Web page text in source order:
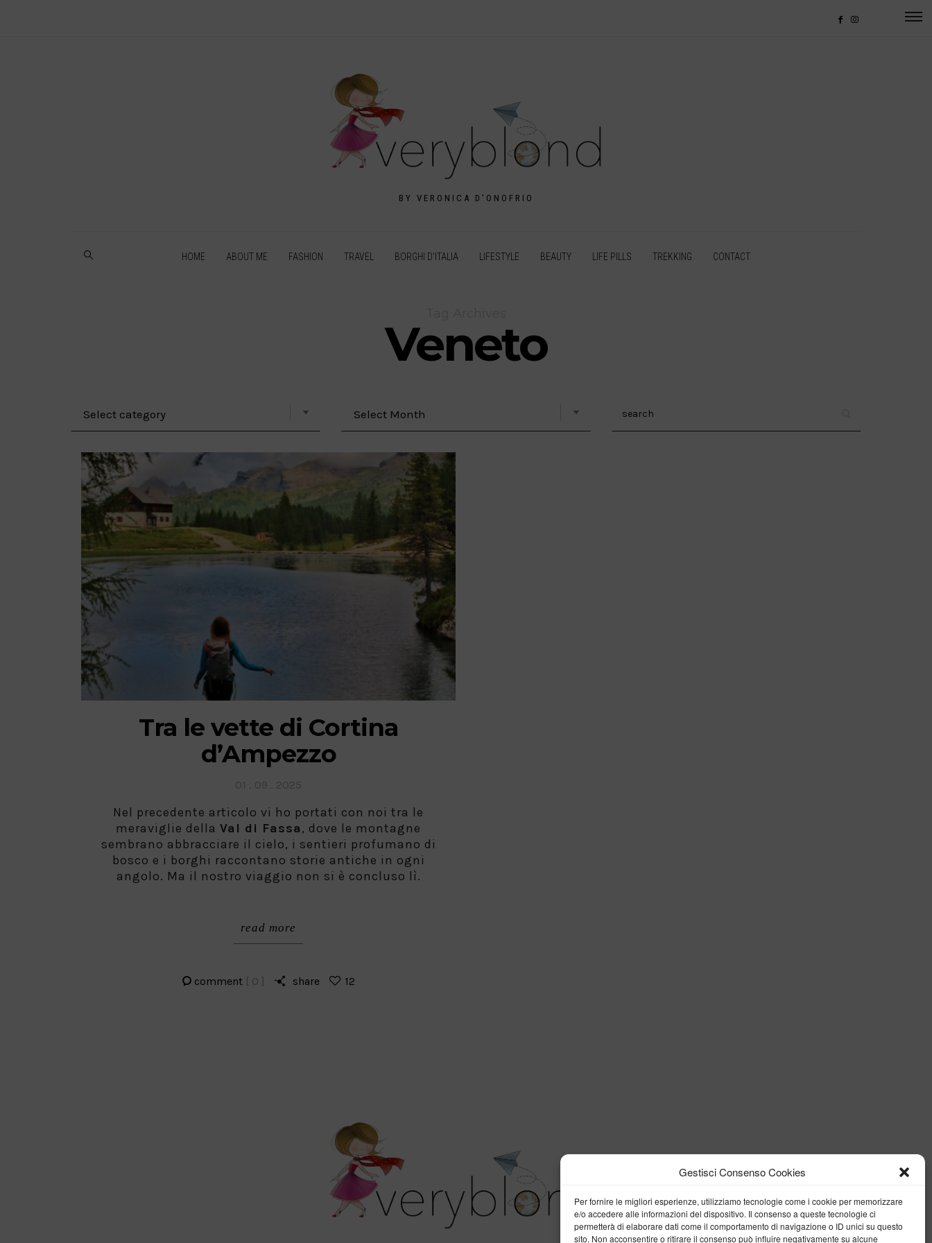
Gestisci Consenso Cookies
Per fornire le migliori esperienze, utilizziamo tecnologie come i cookie per memorizzare
e/o accedere alle informazioni del dispositivo. Il consenso a queste tecnologie ci
permetterà di elaborare dati come il comportamento di navigazione o ID unici su questo
sito. Non acconsentire o ritirare il consenso può influire negativamente su alcune
BY VERONICA D'ONOFRIO
HOME ABOUT ME FASHION TRAVEL BORGHI D’ITALIA LIFESTYLE BEAUTY LIFE PILLS TREKKING CONTACT
Veneto
Tra le vette di Cortina
d’Ampezzo
Nel precedente articolo vi ho portati con noi tra le
meraviglie della Val di Fassa, dove le montagne
sembrano abbracciare il cielo, i sentieri profumano di
bosco e i borghi raccontano storie antiche in ogni
angolo. Ma il nostro viaggio non si è concluso lì.
read more
comment [ 0 ] share 12